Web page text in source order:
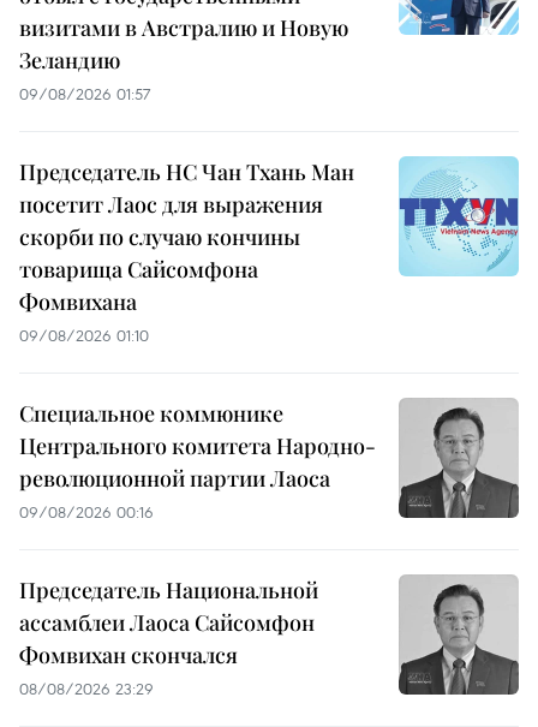
визитами в Австралию и Новую
Зеландию
09/08/2026 01:57
Председатель НС Чан Тхань Ман
посетит Лаос для выражения
скорби по случаю кончины
товарища Сайсомфона
Фомвихана
09/08/2026 01:10
Специальное коммюнике
Центрального комитета Народно-
революционной партии Лаоса
09/08/2026 00:16
Председатель Национальной
ассамблеи Лаоса Сайсомфон
Фомвихан скончался
08/08/2026 23:29